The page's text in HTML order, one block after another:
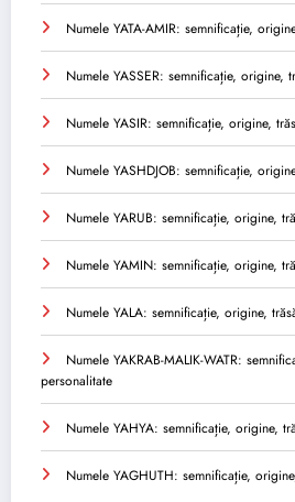
Numele YATA-AMIR: semnificație,
Numele YASSER: semnificație, origine,
Numele YASIR: semnificație, origine,
Numele YASHDJOB: semnificație,
Numele YARUB: semnificație, origine,
Numele YAMIN: semnificație, origine,
Numele YALA: semnificație, origine,
Numele YAKRAB-MALIK-WATR:
personalitate
Numele YAHYA: semnificație, origine,
Numele YAGHUTH: semnificație,